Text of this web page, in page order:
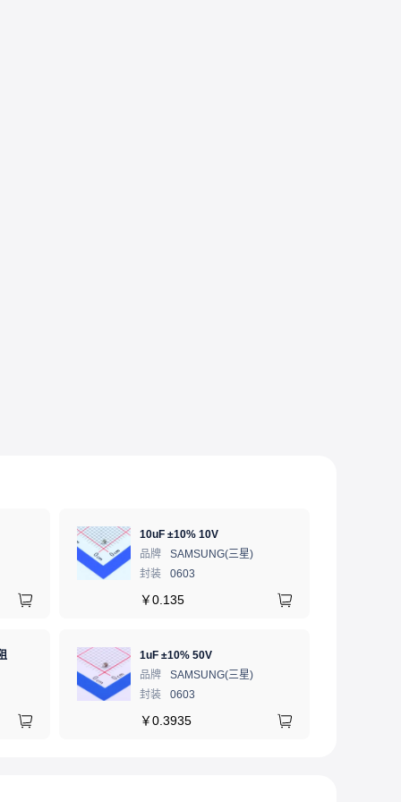
10uF ±10% 10V
品牌
SAMSUNG(三星)
封装
0603
￥0.135
1uF ±10% 50V
品牌
SAMSUNG(三星)
封装
0603
￥0.3935